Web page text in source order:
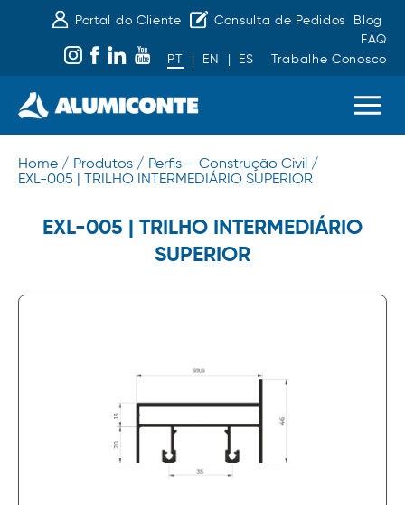
Portal do Cliente Consulta de Pedidos
Blog
FAQ
PT
| EN | ES Trabalhe Conosco
Home / Produtos / Perfis – Construção Civil /
EXL-005 | TRILHO INTERMEDIÁRIO SUPERIOR
EXL-005 | TRILHO INTERMEDIÁRIO
SUPERIOR